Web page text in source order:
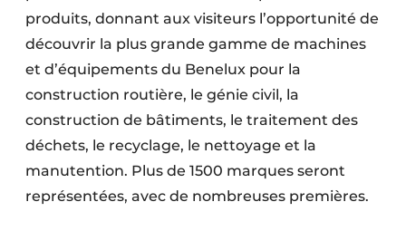
produits, donnant aux visiteurs l’opportunité de
découvrir la plus grande gamme de machines
et d’équipements du Benelux pour la
construction routière, le génie civil, la
construction de bâtiments, le traitement des
déchets, le recyclage, le nettoyage et la
manutention. Plus de 1500 marques seront
représentées, avec de nombreuses premières.